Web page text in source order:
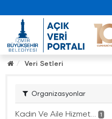
Veri Setleri
Organizasyonlar
Kadın Ve Aile Hizmet... 1